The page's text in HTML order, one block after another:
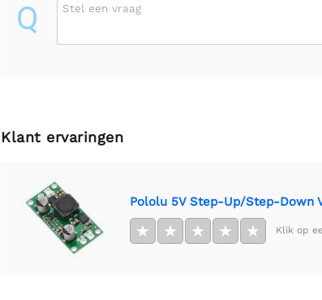
Q Stel een vraag
Klant ervaringen
Pololu 5V Step-Up/Step-Down
★ ★ ★ ★ ★ Klik op